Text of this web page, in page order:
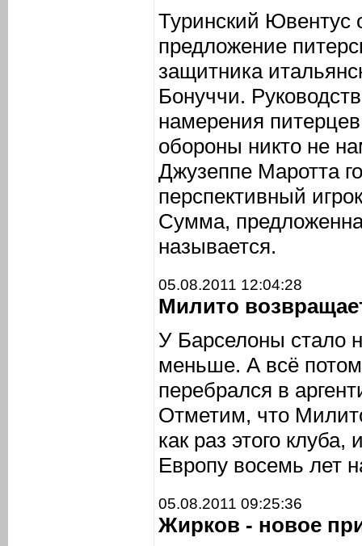
Туринский Ювентус
предложение
защитника
Бонуччи.
намерения
обороны никто не
Джузеппе Маротта
перспективный
Сумма,
называется.
05.08.2011 12:04:28
Милито
У Барселоны стало
меньше. А всё
перебрался в
Отметим, что
как раз этого клуба,
Европу восемь лет
05.08.2011 09:25:36
Жирков - новое